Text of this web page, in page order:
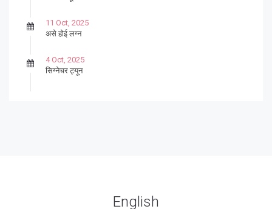
11 Oct, 2025
असे होई लग्न
4 Oct, 2025
सिग्नेचर ट्यून
English